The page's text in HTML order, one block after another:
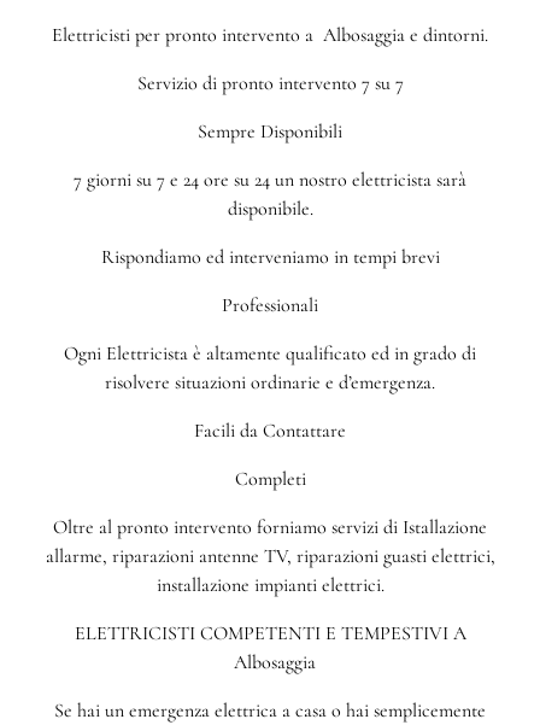
Elettricisti per pronto intervento a Albosaggia e dintorni.
Servizio di pronto intervento 7 su 7
Sempre Disponibili
7 giorni su 7 e 24 ore su 24 un nostro elettricista sarà
disponibile.
Rispondiamo ed interveniamo in tempi brevi
Professionali
Ogni Elettricista è altamente qualificato ed in grado di
risolvere situazioni ordinarie e d’emergenza.
Facili da Contattare
Completi
Oltre al pronto intervento forniamo servizi di Istallazione
allarme, riparazioni antenne TV, riparazioni guasti elettrici,
installazione impianti elettrici.
ELETTRICISTI COMPETENTI E TEMPESTIVI A
Albosaggia
Se hai un emergenza elettrica a casa o hai semplicemente